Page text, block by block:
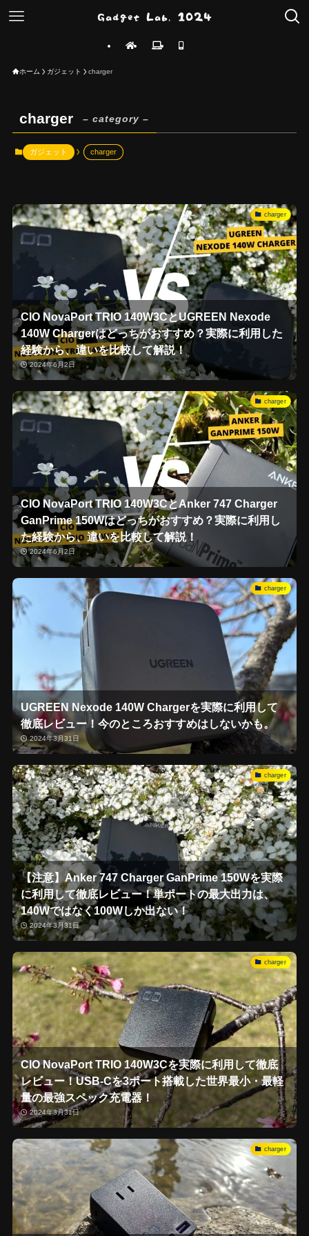
ホーム ガジェット charger
charger – category –
ガジェット charger
charger
CIO NovaPort TRIO 140W3CとUGREEN Nexode
140W Chargerはどっちがおすすめ？実際に利用した
経験から、違いを比較して解説！
2024年6月2日
charger
CIO NovaPort TRIO 140W3CとAnker 747 Charger
GanPrime 150Wはどっちがおすすめ？実際に利用し
た経験から、違いを比較して解説！
2024年6月2日
charger
UGREEN Nexode 140W Chargerを実際に利用して
徹底レビュー！今のところおすすめはしないかも。
2024年3月31日
charger
【注意】Anker 747 Charger GanPrime 150Wを実際
に利用して徹底レビュー！単ポートの最大出力は、
140Wではなく100Wしか出ない！
2024年3月31日
charger
CIO NovaPort TRIO 140W3Cを実際に利用して徹底
レビュー！USB-Cを3ポート搭載した世界最小・最軽
量の最強スペック充電器！
2024年3月31日
charger